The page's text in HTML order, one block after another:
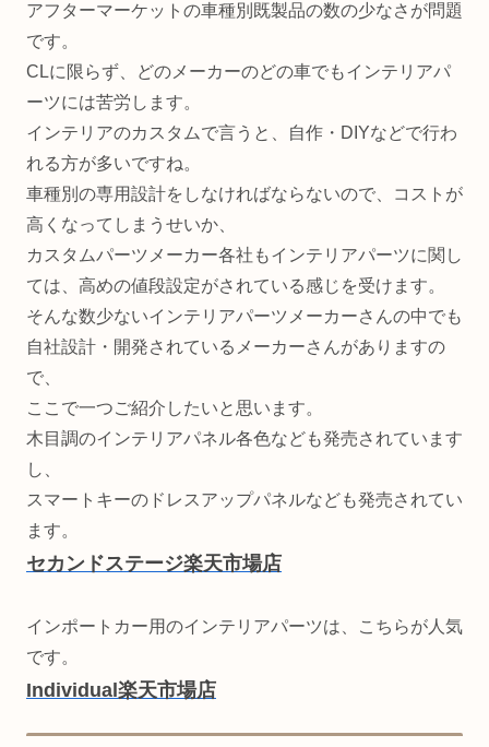
アフターマーケットの車種別既製品の数の少なさが問題
です。
CLに限らず、どのメーカーのどの車でもインテリアパ
ーツには苦労します。
インテリアのカスタムで言うと、自作・DIYなどで行わ
れる方が多いですね。
車種別の専用設計をしなければならないので、コストが
高くなってしまうせいか、
カスタムパーツメーカー各社もインテリアパーツに関し
ては、高めの値段設定がされている感じを受けます。
そんな数少ないインテリアパーツメーカーさんの中でも
自社設計・開発されているメーカーさんがありますの
で、
ここで一つご紹介したいと思います。
木目調のインテリアパネル各色なども発売されています
し、
スマートキーのドレスアップパネルなども発売されてい
ます。
セカンドステージ楽天市場店
インポートカー用のインテリアパーツは、こちらが人気
です。
Individual楽天市場店